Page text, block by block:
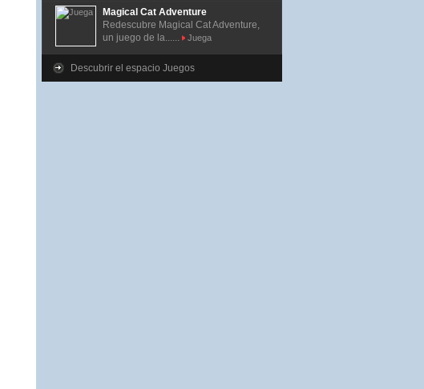
Magical Cat Adventure
Redescubre Magical Cat Adventure,
un juego de la......
Juega
Descubrir el espacio Juegos